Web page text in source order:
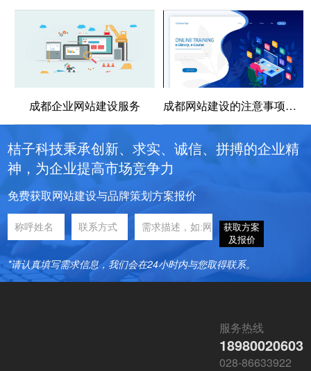
成都企业网站建设服务 成都网站建设的注意事项有哪些
桔子科技秉承创新、求实、诚信、拼搏的企业精
神，为企业提高市场竞争力
免费获取网站建设与品牌策划方案报价
获取方案
及报价
*请认真填写需求信息，我们会在24小时内与您取得联系。
服务热线
18980020603
028-86633922